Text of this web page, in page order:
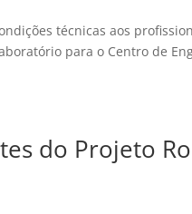
técnicas aos
para o Centro de
do Projeto